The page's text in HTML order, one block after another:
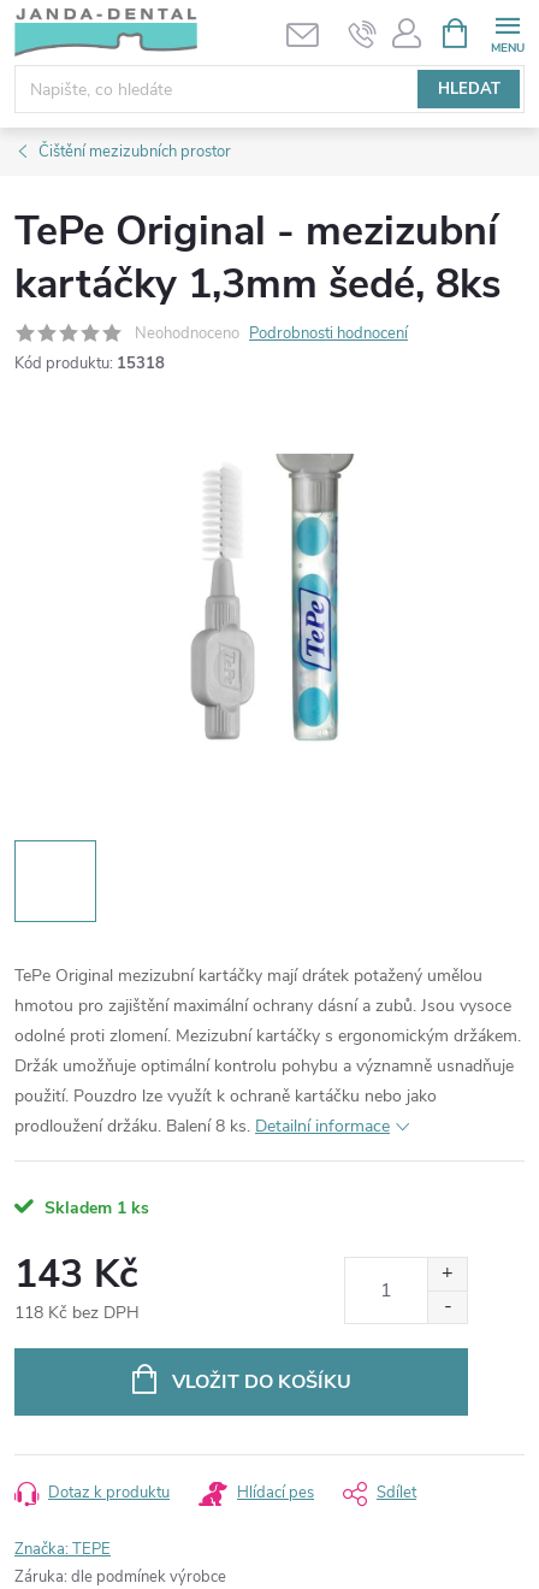
Přejít
obsah
HLEDAT
NÁKUPNÍ
KOŠÍK
Čištění mezizubních prostor
TePe Original - mezizubní
kartáčky 1,3mm šedé, 8ks
Neohodnoceno Podrobnosti hodnocení
Kód produktu: 15318
TePe Original mezizubní kartáčky mají drátek potažený umělou
hmotou pro zajištění maximální ochrany dásní a zubů. Jsou vysoce
odolné proti zlomení. Mezizubní kartáčky s ergonomickým držákem.
Držák umožňuje optimální kontrolu pohybu a významně usnadňuje
použití. Pouzdro lze využít k ochraně kartáčku nebo jako
prodloužení držáku. Balení 8 ks. Detailní informace
Skladem 1 ks
143 Kč
118 Kč bez DPH
VLOŽIT DO KOŠÍKU
Dotaz k produktu Hlídací pes Sdílet
Značka:TEPE
Záruka: dle podmínek výrobce